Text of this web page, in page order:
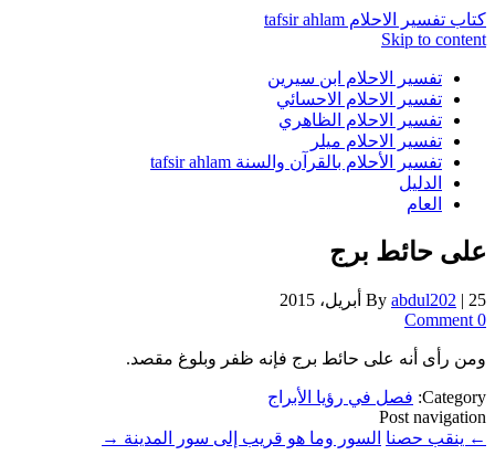
كتاب تفسير الاحلام tafsir ahlam
Skip to content
تفسير الاحلام ابن سيرين
تفسير الاحلام الاحسائي
تفسير الاحلام الظاهري
تفسير الاحلام ميلر
تفسير الأحلام بالقرآن والسنة tafsir ahlam
الدليل
العام
على حائط برج
By abdul202 | 25 أبريل، 2015
0 Comment
ومن رأى أنه على حائط برج فإنه ظفر وبلوغ مقصد.
Category: فصل في رؤيا الأبراج
Post navigation
← ينقب حصنا السور وما هو قريب إلى سور المدينة →